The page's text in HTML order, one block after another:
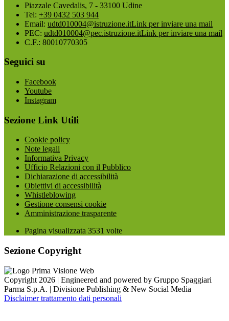
Piazzale Cavedalis, 7 - 33100 Udine
Tel: +39 0432 503 944
Email: udtd010004@istruzione.itLink per inviare una mail
PEC: udtd010004@pec.istruzione.itLink per inviare una mail
C.F.: 80010770305
Seguici su
Facebook
Youtube
Instagram
Sezione Link Utili
Cookie policy
Note legali
Informativa Privacy
Ufficio Relazioni con il Pubblico
Dichiarazione di accessibilità
Obiettivi di accessibilità
Whistleblowing
Gestione consensi cookie
Amministrazione trasparente
Pagina visualizzata 3531 volte
Sezione Copyright
Copyright 2026 | Engineered and powered by Gruppo Spaggiari
Parma S.p.A. | Divisione Publishing & New Social Media
Disclaimer trattamento dati personali